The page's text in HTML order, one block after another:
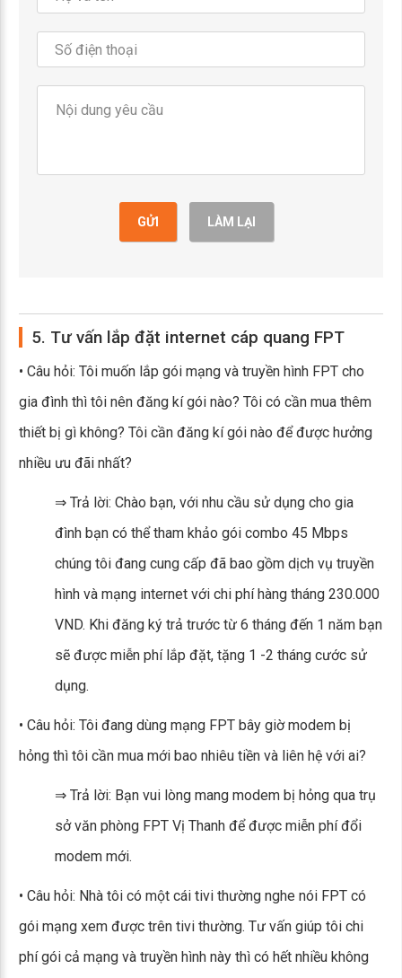
GỬI LÀM LẠI
5. Tư vấn lắp đặt internet cáp quang FPT
• Câu hỏi: Tôi muốn lắp gói mạng và truyền hình FPT cho
gia đình thì tôi nên đăng kí gói nào? Tôi có cần mua thêm
thiết bị gì không? Tôi cần đăng kí gói nào để được hưởng
nhiều ưu đãi nhất?
⇒ Trả lời: Chào bạn, với nhu cầu sử dụng cho gia
đình bạn có thể tham khảo gói combo 45 Mbps
chúng tôi đang cung cấp đã bao gồm dịch vụ truyền
hình và mạng internet với chi phí hàng tháng 230.000
VND. Khi đăng ký trả trước từ 6 tháng đến 1 năm bạn
sẽ được miễn phí lắp đặt, tặng 1 -2 tháng cước sử
dụng.
• Câu hỏi: Tôi đang dùng mạng FPT bây giờ modem bị
hỏng thì tôi cần mua mới bao nhiêu tiền và liên hệ với ai?
⇒ Trả lời: Bạn vui lòng mang modem bị hỏng qua trụ
sở văn phòng FPT Vị Thanh để được miễn phí đổi
modem mới.
• Câu hỏi: Nhà tôi có một cái tivi thường nghe nói FPT có
gói mạng xem được trên tivi thường. Tư vấn giúp tôi chi
phí gói cả mạng và truyền hình này thì có hết nhiều không